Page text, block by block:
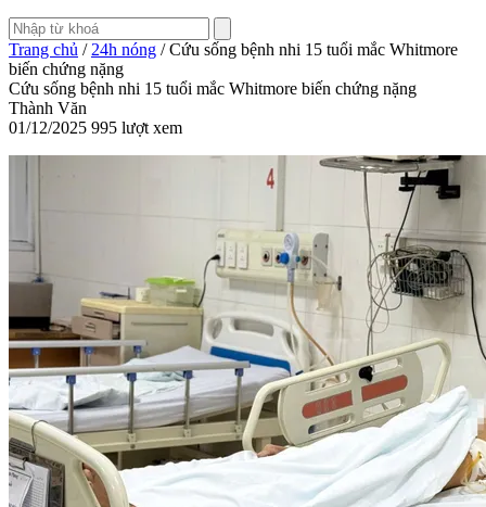
Trang chủ / 24h nóng / Cứu sống bệnh nhi 15 tuổi mắc Whitmore
biến chứng nặng
Cứu sống bệnh nhi 15 tuổi mắc Whitmore biến chứng nặng
Thành Văn
01/12/2025 995 lượt xem